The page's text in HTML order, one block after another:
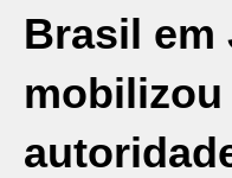
Brasil em
mobilizou